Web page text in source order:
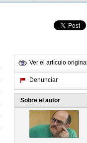
Ver el artículo original
Denunciar
Sobre el autor